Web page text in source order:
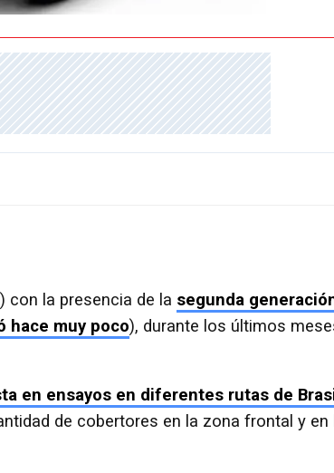
con la presencia de la segunda
hace muy poco), durante los últimos
en ensayos en diferentes rutas de
de cobertores en la zona frontal y en